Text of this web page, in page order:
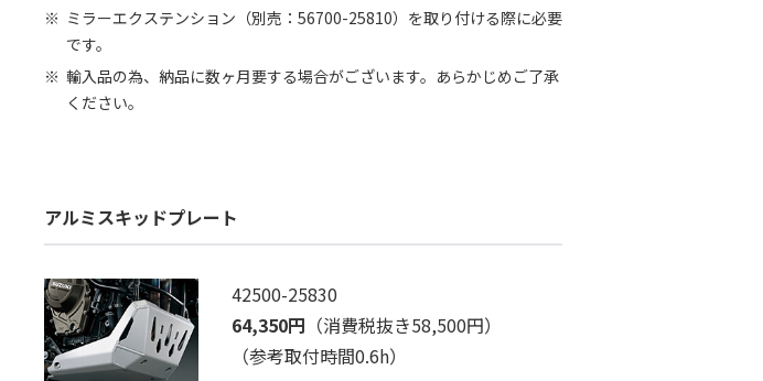
ミラーエクステンション（別売：56700-25810）を取り付ける際に必要
です。
輸入品の為、納品に数ヶ月要する場合がございます。あらかじめご了承
ください。
アルミスキッドプレート
42500-25830
64,350円 （消費税抜き58,500円）
（参考取付時間0.6h）